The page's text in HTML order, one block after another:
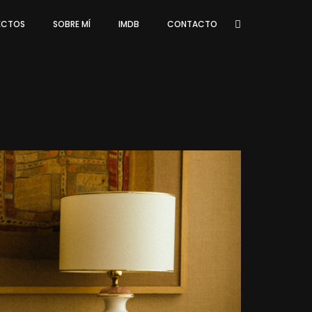
SOBRE MÍ IMDB CONTACTO